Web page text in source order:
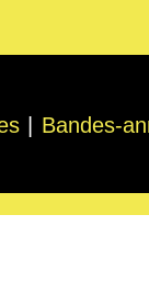
Bandes-